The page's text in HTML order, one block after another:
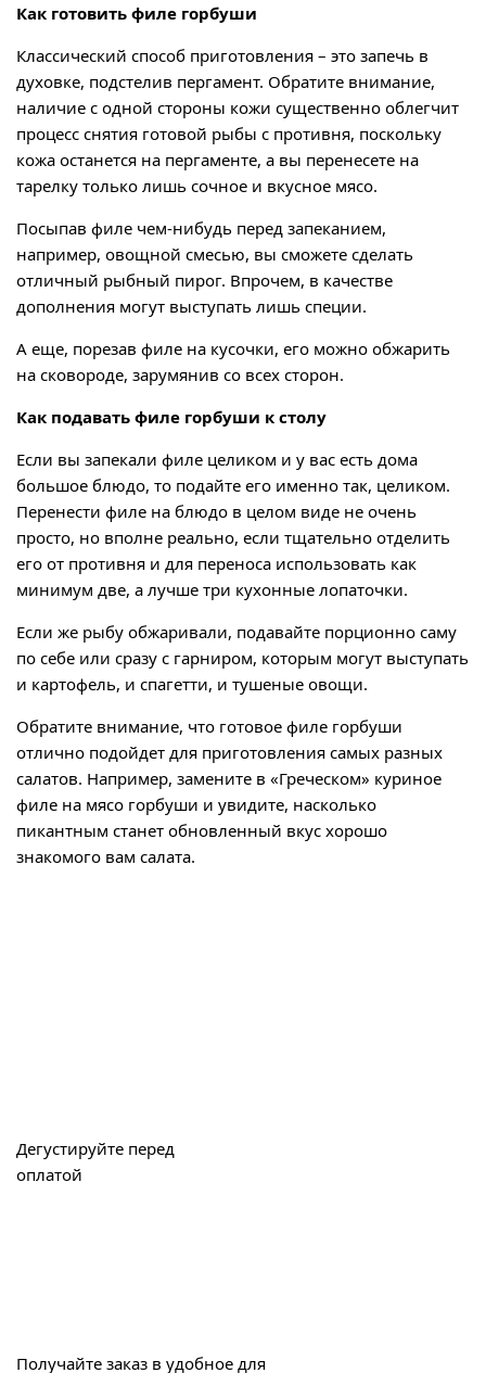
Как готовить филе горбуши
Классический способ приготовления – это запечь в
духовке, подстелив пергамент. Обратите внимание,
наличие с одной стороны кожи существенно облегчит
процесс снятия готовой рыбы с противня, поскольку
кожа останется на пергаменте, а вы перенесете на
тарелку только лишь сочное и вкусное мясо.
Посыпав филе чем-нибудь перед запеканием,
например, овощной смесью, вы сможете сделать
отличный рыбный пирог. Впрочем, в качестве
дополнения могут выступать лишь специи.
А еще, порезав филе на кусочки, его можно обжарить
на сковороде, зарумянив со всех сторон.
Как подавать филе горбуши к столу
Если вы запекали филе целиком и у вас есть дома
большое блюдо, то подайте его именно так, целиком.
Перенести филе на блюдо в целом виде не очень
просто, но вполне реально, если тщательно отделить
его от противня и для переноса использовать как
минимум две, а лучше три кухонные лопаточки.
Если же рыбу обжаривали, подавайте порционно саму
по себе или сразу с гарниром, которым могут выступать
и картофель, и спагетти, и тушеные овощи.
Обратите внимание, что готовое филе горбуши
отлично подойдет для приготовления самых разных
салатов. Например, замените в «Греческом» куриное
филе на мясо горбуши и увидите, насколько
пикантным станет обновленный вкус хорошо
знакомого вам салата.
Дегустируйте перед
оплатой
Получайте заказ в удобное для